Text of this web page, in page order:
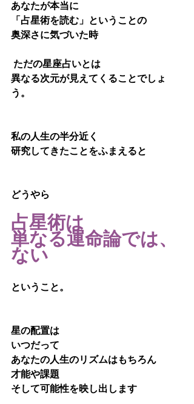
あなたが本当に
「占星術を読む」ということの
奥深さに気づいた時
ただの星座占いとは
異なる次元が見えてくることでしょ
う。
私の人生の半分近く
研究してきたことをふまえると
どうやら
占星術は
単なる運命論では、
ない
ということ。
星の配置は
いつだって
あなたの人生のリズムはもちろん
才能や課題
そして可能性を映し出します